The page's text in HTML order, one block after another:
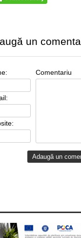
un
Comentariu